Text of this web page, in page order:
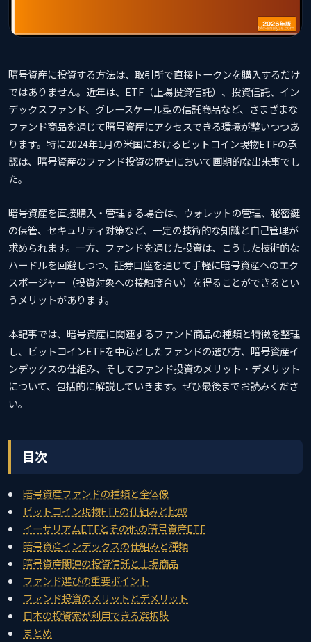
暗号資産に投資する方法は、取引所で直接トークンを購入するだけ
ではありません。近年は、ETF（上場投資信託）、投資信託、イン
デックスファンド、グレースケール型の信託商品など、さまざまな
ファンド商品を通じて暗号資産にアクセスできる環境が整いつつあ
ります。特に2024年1月の米国におけるビットコイン現物ETFの承
認は、暗号資産のファンド投資の歴史において画期的な出来事でし
た。
暗号資産を直接購入・管理する場合は、ウォレットの管理、秘密鍵
の保管、セキュリティ対策など、一定の技術的な知識と自己管理が
求められます。一方、ファンドを通じた投資は、こうした技術的な
ハードルを回避しつつ、証券口座を通じて手軽に暗号資産へのエク
スポージャー（投資対象への接触度合い）を得ることができるとい
うメリットがあります。
本記事では、暗号資産に関連するファンド商品の種類と特徴を整理
し、ビットコインETFを中心としたファンドの選び方、暗号資産イ
ンデックスの仕組み、そしてファンド投資のメリット・デメリット
について、包括的に解説していきます。ぜひ最後までお読みくださ
い。
目次
暗号資産ファンドの種類と全体像
ビットコイン現物ETFの仕組みと比較
イーサリアムETFとその他の暗号資産ETF
暗号資産インデックスの仕組みと種類
暗号資産関連の投資信託と上場商品
ファンド選びの重要ポイント
ファンド投資のメリットとデメリット
日本の投資家が利用できる選択肢
まとめ